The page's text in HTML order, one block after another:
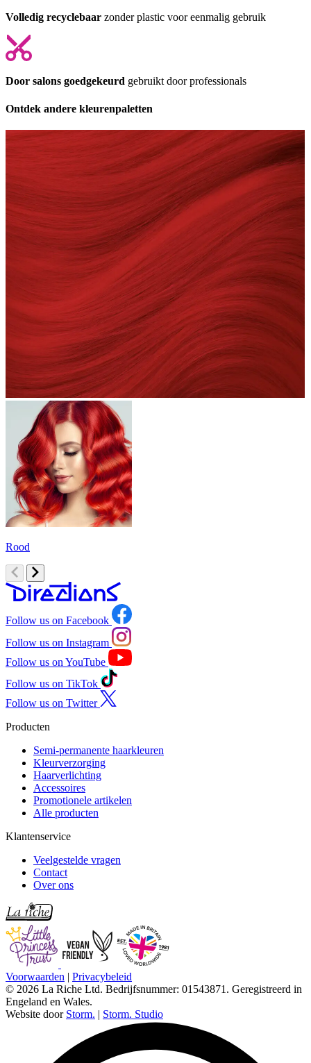
Volledig recyclebaar zonder plastic voor eenmalig gebruik
Door salons goedgekeurd gebruikt door professionals
Ontdek andere kleurenpaletten
Rood
Follow us on Facebook
Follow us on Instagram
Follow us on YouTube
Follow us on TikTok
Follow us on Twitter
Producten
Semi-permanente haarkleuren
Kleurverzorging
Haarverlichting
Accessoires
Promotionele artikelen
Alle producten
Klantenservice
Veelgestelde vragen
Contact
Over ons
Voorwaarden | Privacybeleid
© 2026 La Riche Ltd. Bedrijfsnummer: 01543871. Geregistreerd in
Engeland en Wales.
Website door Storm. | Storm. Studio